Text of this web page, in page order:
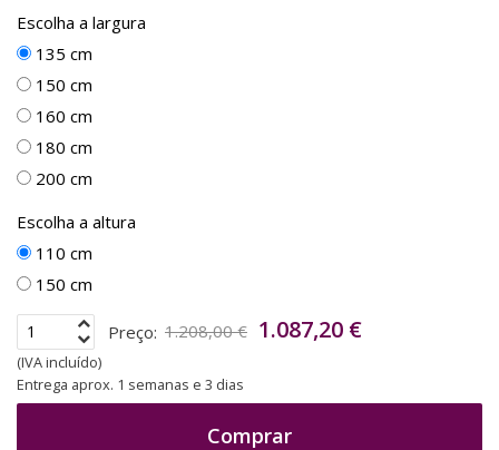
Escolha a largura
135 cm
150 cm
160 cm
180 cm
200 cm
Escolha a altura
110 cm
150 cm
Preço: 1.208,00 € 1.087,20 €
(IVA incluído)
Entrega aprox. 1 semanas e 3 dias
Comprar